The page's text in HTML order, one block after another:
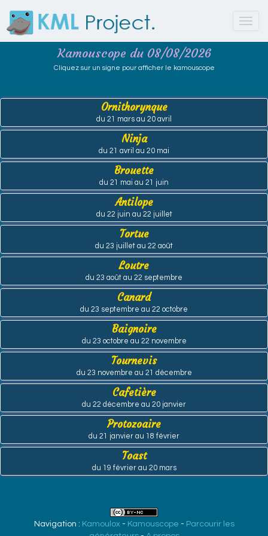
Kamouscope du 08/08/2026
Cliquez sur un signe pour afficher le kamouscope
Ornithorynque
du 21 mars au 20 avril
Ninja
du 21 avril au 20 mai
Brouette
du 21 mai au 21 juin
Antilope
du 22 juin au 22 juillet
Tortue
du 23 juillet au 22 août
Loutre
du 23 août au 22 septembre
Canard
du 23 septembre au 22 octobre
Baignoire
du 23 octobre au 22 novembre
Tournevis
du 23 novembre au 21 décembre
Cafetière
du 22 décembre au 20 janvier
Protozoaire
du 21 janvier au 18 février
Toast
du 19 février au 20 mars
Navigation : Kamoulox- Kamouscope - Parcourir les